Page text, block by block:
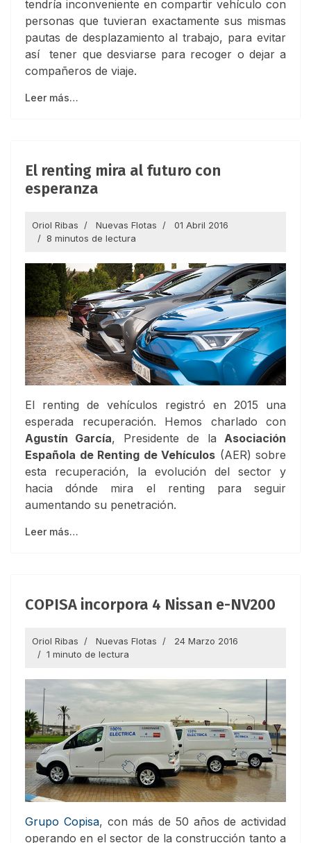
tendría inconveniente en compartir vehículo con
personas que tuvieran exactamente sus mismas
pautas de desplazamiento al trabajo, para evitar
así tener que desviarse para recoger o dejar a
compañeros de viaje.
Leer más…
El renting mira al futuro con
esperanza
Oriol Ribas Nuevas Flotas
01 Abril 2016
8 minutos de lectura
El renting de vehículos registró en 2015 una
esperada recuperación. Hemos charlado con
Agustín García, Presidente de laAsociación
Española de Renting de Vehículos (AER) sobre
esta recuperación, la evolución del sector y
hacia dónde mira el renting para seguir
aumentando su penetración.
Leer más…
COPISA incorpora 4 Nissan e-NV200
Oriol Ribas Nuevas Flotas
24 Marzo 2016
1 minuto de lectura
Grupo Copisa, con más de 50 años de actividad
operando en el sector de la construcción tanto a